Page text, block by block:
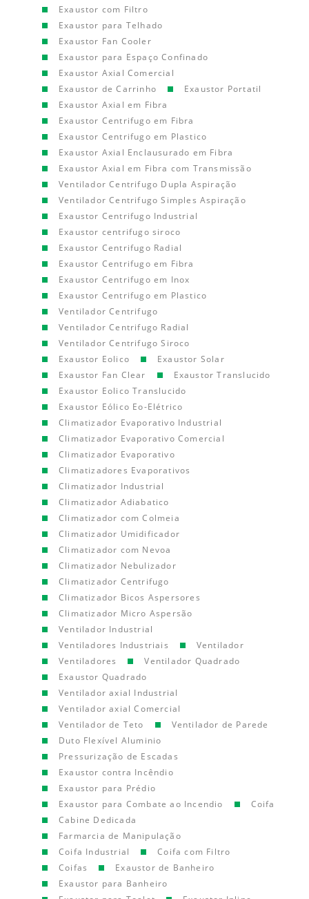
Exaustor com Filtro
Exaustor para Telhado
Exaustor Fan Cooler
Exaustor para Espaço Confinado
Exaustor Axial Comercial
Exaustor de Carrinho
Exaustor Portatil
Exaustor Axial em Fibra
Exaustor Centrifugo em Fibra
Exaustor Centrifugo em Plastico
Exaustor Axial Enclausurado em Fibra
Exaustor Axial em Fibra com Transmissão
Ventilador Centrifugo Dupla Aspiração
Ventilador Centrifugo Simples Aspiração
Exaustor Centrifugo Industrial
Exaustor centrifugo siroco
Exaustor Centrifugo Radial
Exaustor Centrifugo em Fibra
Exaustor Centrifugo em Inox
Exaustor Centrifugo em Plastico
Ventilador Centrifugo
Ventilador Centrifugo Radial
Ventilador Centrifugo Siroco
Exaustor Eolico
Exaustor Solar
Exaustor Fan Clear
Exaustor Translucido
Exaustor Eolico Translucido
Exaustor Eólico Eo-Elétrico
Climatizador Evaporativo Industrial
Climatizador Evaporativo Comercial
Climatizador Evaporativo
Climatizadores Evaporativos
Climatizador Industrial
Climatizador Adiabatico
Climatizador com Colmeia
Climatizador Umidificador
Climatizador com Nevoa
Climatizador Nebulizador
Climatizador Centrifugo
Climatizador Bicos Aspersores
Climatizador Micro Aspersão
Ventilador Industrial
Ventiladores Industriais
Ventilador
Ventiladores
Ventilador Quadrado
Exaustor Quadrado
Ventilador axial Industrial
Ventilador axial Comercial
Ventilador de Teto
Ventilador de Parede
Duto Flexível Aluminio
Pressurização de Escadas
Exaustor contra Incêndio
Exaustor para Prédio
Exaustor para Combate ao Incendio
Coifa
Cabine Dedicada
Farmarcia de Manipulação
Coifa Industrial
Coifa com Filtro
Coifas
Exaustor de Banheiro
Exaustor para Banheiro